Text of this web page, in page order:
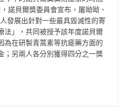
諾貝爾獎委員會宣布，屠呦呦、
發展出針對一些最具毀滅性的寄
法」，共同被授予該年度諾貝爾
為在研製青蒿素等抗瘧藥方面的
；另兩人各分別獲得四分之一獎